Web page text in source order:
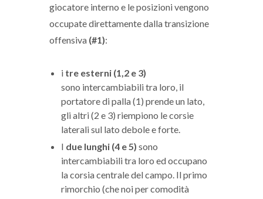
giocatore interno e le posizioni vengono
occupate direttamente dalla transizione
offensiva (#1):
i tre esterni (1,2 e 3)
sono intercambiabili tra loro, il
portatore di palla (1) prende un lato,
gli altri (2 e 3) riempiono le corsie
laterali sul lato debole e forte.
I due lunghi (4 e 5) sono
intercambiabili tra loro ed occupano
la corsia centrale del campo. Il primo
rimorchio (che noi per comodità